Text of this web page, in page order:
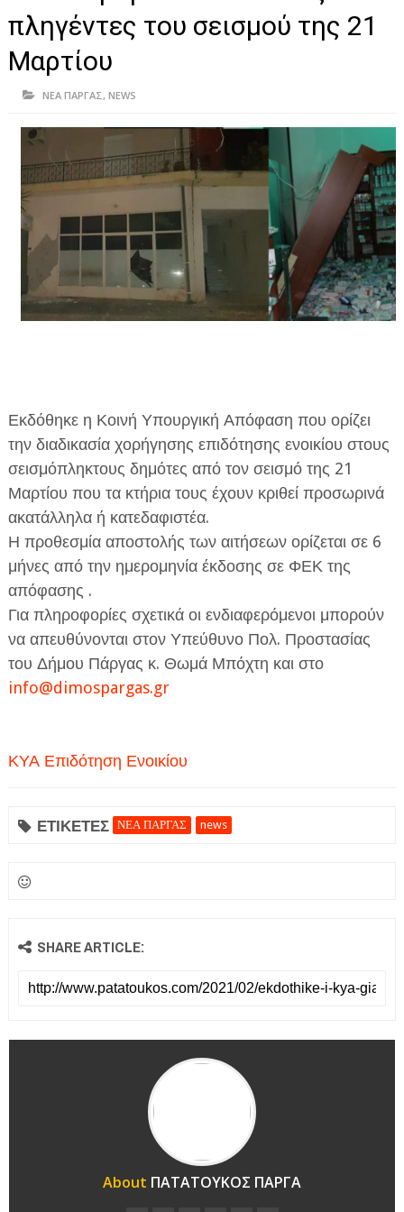
ΠΡΕΒΕΖΑ
ΑΡΤΑ
ΙΟΝΙΑ ΝΗΣΙΑ
ΚΑΙ ΕΛΛΑΔΑ
ΥΓΕΙΑ-ΟΜΟΡΦΙΑ
ΠΟΛΙΤΙΣΜΟΣ
ΕΦΗΜΕΡΙΔΑ Η ΠΑΡΓΑ
ΠΛΗΡΟΦΟΡΙΕΣ
πληγέντες του σεισμού της 21
Μαρτίου
ΝΕΑ ΠΑΡΓΑΣ, NEWS
Εκδόθηκε η Κοινή Υπουργική Απόφαση που ορίζει
την διαδικασία χορήγησης επιδότησης ενοικίου στους
σεισμόπληκτους δημότες από τον σεισμό της 21
Μαρτίου που τα κτήρια τους έχουν κριθεί προσωρινά
ακατάλληλα ή κατεδαφιστέα.
Η προθεσμία αποστολής των αιτήσεων ορίζεται σε 6
μήνες από την ημερομηνία έκδοσης σε ΦΕΚ της
απόφασης .
Για πληροφορίες σχετικά οι ενδιαφερόμενοι μπορούν
να απευθύνονται στον Υπεύθυνο Πολ. Προστασίας
του Δήμου Πάργας κ. Θωμά Μπόχτη και στο
info@dimospargas.gr
ΚΥΑ Επιδότηση Ενοικίου
ΕΤΙΚΕΤΕΣ ΝΕΑ ΠΑΡΓΑΣ news
SHARE ARTICLE:
About ΠΑΤΑΤΟΥΚΟΣ ΠΑΡΓΑ